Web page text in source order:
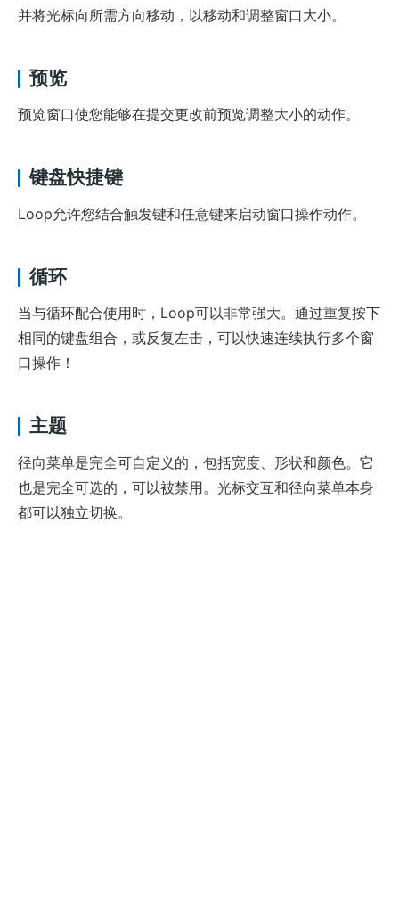
并将光标向所需方向移动，以移动和调整窗口大小。
预览
预览窗口使您能够在提交更改前预览调整大小的动作。
键盘快捷键
Loop允许您结合触发键和任意键来启动窗口操作动作。
循环
当与循环配合使用时，Loop可以非常强大。通过重复按下
相同的键盘组合，或反复左击，可以快速连续执行多个窗
口操作！
主题
径向菜单是完全可自定义的，包括宽度、形状和颜色。它
也是完全可选的，可以被禁用。光标交互和径向菜单本身
都可以独立切换。